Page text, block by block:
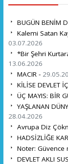
BUGÜN BENİM
Kalemi Satan
03.07.2026
*Bir Şehri
13.06.2026
MACIR -
KİLİSE DEVLET
ÜÇ MAYIS: BİR
YAŞLANAN
28.04.2026
Avrupa Diz
HADSİZLİĞE
Noter: Güvence
DEVLET AKLI